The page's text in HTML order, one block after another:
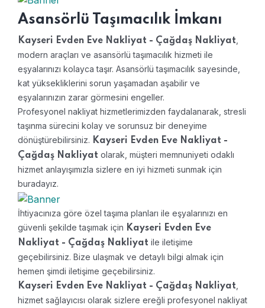
Asansörlü Taşımacılık İmkanı
Kayseri Evden Eve Nakliyat - Çağdaş Nakliyat
modern araçları ve asansörlü taşımacılık hizmeti ile
eşyalarınızı kolayca taşır. Asansörlü taşımacılık sayesinde,
kat yüksekliklerini sorun yaşamadan aşabilir ve
eşyalarınızın zarar görmesini engeller.
Profesyonel nakliyat hizmetlerimizden faydalanarak, stresli
taşınma sürecini kolay ve sorunsuz bir deneyime
dönüştürebilirsiniz. Kayseri Evden Eve Nakliyat -
Çağdaş Nakliyat olarak, müşteri memnuniyeti odaklı
hizmet anlayışımızla sizlere en iyi hizmeti sunmak için
buradayız.
İhtiyacınıza göre özel taşıma planları ile eşyalarınızı en
güvenli şekilde taşımak için Kayseri Evden Eve
Nakliyat - Çağdaş Nakliyat ile iletişime
geçebilirsiniz. Bize ulaşmak ve detaylı bilgi almak için
hemen şimdi iletişime geçebilirsiniz.
Kayseri Evden Eve Nakliyat - Çağdaş Nakliyat
hizmet sağlayıcısı olarak sizlere ereğli profesyonel nakliyat